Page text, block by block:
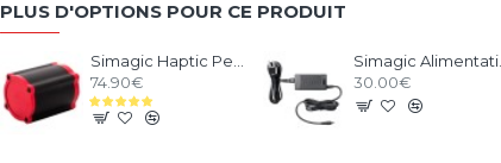
PLUS D'OPTIONS POUR CE PRODUIT
74.90€
Simagic Alimentation pour Accessoires - P-APS
30.00€